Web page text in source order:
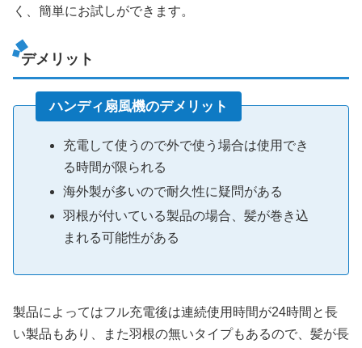
く、簡単にお試しができます。
デメリット
ハンディ扇風機のデメリット
充電して使うので外で使う場合は使用でき
る時間が限られる
海外製が多いので耐久性に疑問がある
羽根が付いている製品の場合、髪が巻き込
まれる可能性がある
製品によってはフル充電後は連続使用時間が24時間と長
い製品もあり、また羽根の無いタイプもあるので、髪が長